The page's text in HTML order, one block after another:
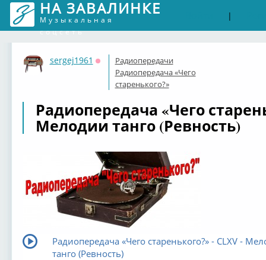
НА ЗАВАЛИНКЕ
Музыкальная
соцсеть
|
sergej1961
Оффлайн
Радиопередачи
Радиопередача «Чего
старенького?»
Радиопередача «Чего
Мелодии танго (Ревность)
Радиопередача «Чего старенького?» - CLXV -
танго (Ревность)